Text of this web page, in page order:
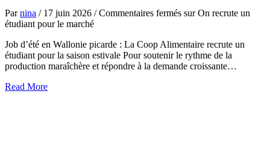
Parnina / 17 juin 2026 / Commentaires fermés sur On recrute un
étudiant pour le marché
Job d’été en Wallonie picarde : La Coop Alimentaire recrute un
étudiant pour la saison estivale Pour soutenir le rythme de la
production maraîchère et répondre à la demande croissante…
Read Moreabout